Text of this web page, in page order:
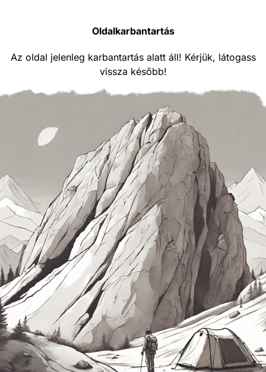
Oldalkarbantartás
Az oldal jelenleg karbantartás alatt áll! Kérjük, látogass
vissza később!